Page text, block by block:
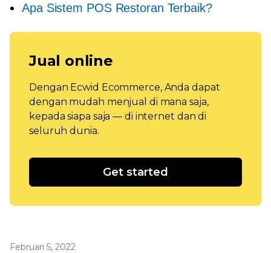
Apa Sistem POS Restoran Terbaik?
Jual online
Dengan Ecwid Ecommerce, Anda dapat
dengan mudah menjual di mana saja,
kepada siapa saja — di internet dan di
seluruh dunia.
Get started
Februari 5, 2022